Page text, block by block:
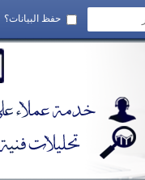
حفظ البيانات؟